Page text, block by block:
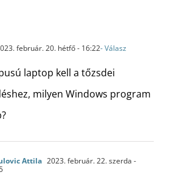
február. 20. hétfő - 16:22- Válasz
laptop kell a tőzsdei
milyen Windows program
Attila 2023. február. 22. szerda -